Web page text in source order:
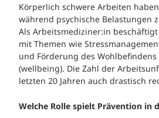
Körperlich schwere Arbeiten
während psychische Belastungen
Als Arbeitsmediziner:in
mit Themen wie
und Förderung des
(wellbeing). Die Zahl der
letzten 20 Jahren auch drastisch
Welche Rolle spielt Prävention in